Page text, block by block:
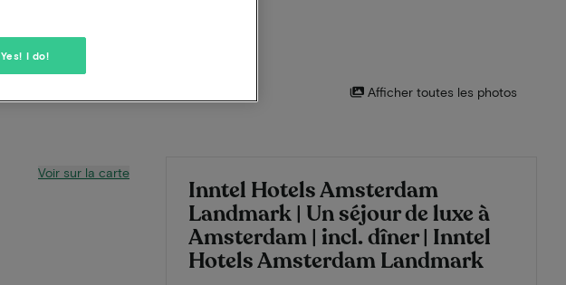
Afficher toutes les photos
Inntel Hotels Amsterdam
Landmark | Un séjour de luxe à
Amsterdam | incl. dîner | Inntel
Hotels Amsterdam Landmark
Voir sur la carte
Yes! I do!